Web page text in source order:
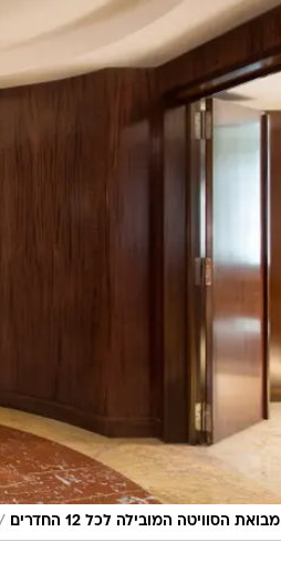
מבואת הסוויטה המובילה לכל 12 החדרים